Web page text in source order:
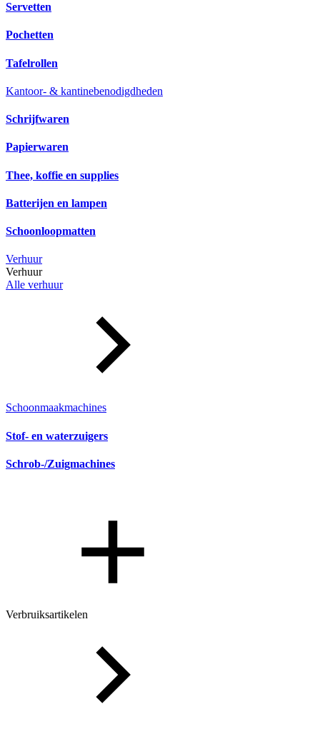
Servetten
Pochetten
Tafelrollen
Kantoor- & kantinebenodigdheden
Schrijfwaren
Papierwaren
Thee, koffie en supplies
Batterijen en lampen
Schoonloopmatten
Verhuur
Verhuur
Alle verhuur
Schoonmaakmachines
Stof- en waterzuigers
Schrob-/Zuigmachines
Verbruiksartikelen